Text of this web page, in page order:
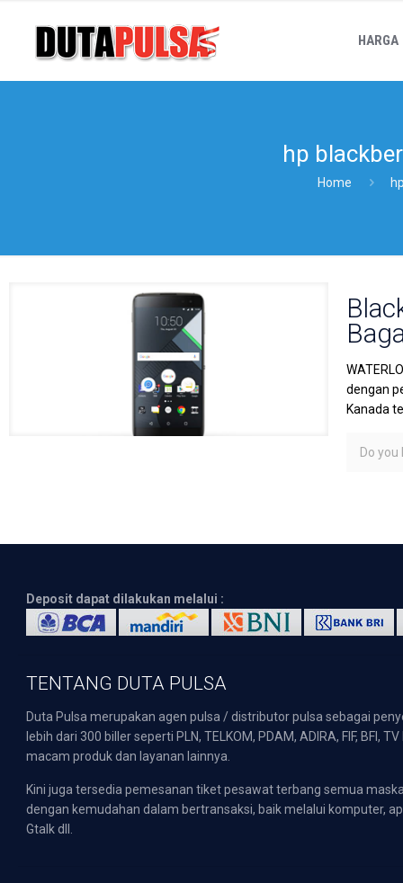
HARGA
hp
Home
dengan
Kanada
Do you
Deposit dapat dilakukan melalui :
TENTANG DUTA PULSA
Duta Pulsa merupakan agen pulsa / distributor pulsa sebagai
lebih dari 300 biller seperti PLN, TELKOM, PDAM, ADIRA, FIF,
macam produk dan layanan lainnya.
Kini juga tersedia pemesanan tiket pesawat terbang semua
dengan kemudahan dalam bertransaksi, baik melalui komputer,
Gtalk dll.